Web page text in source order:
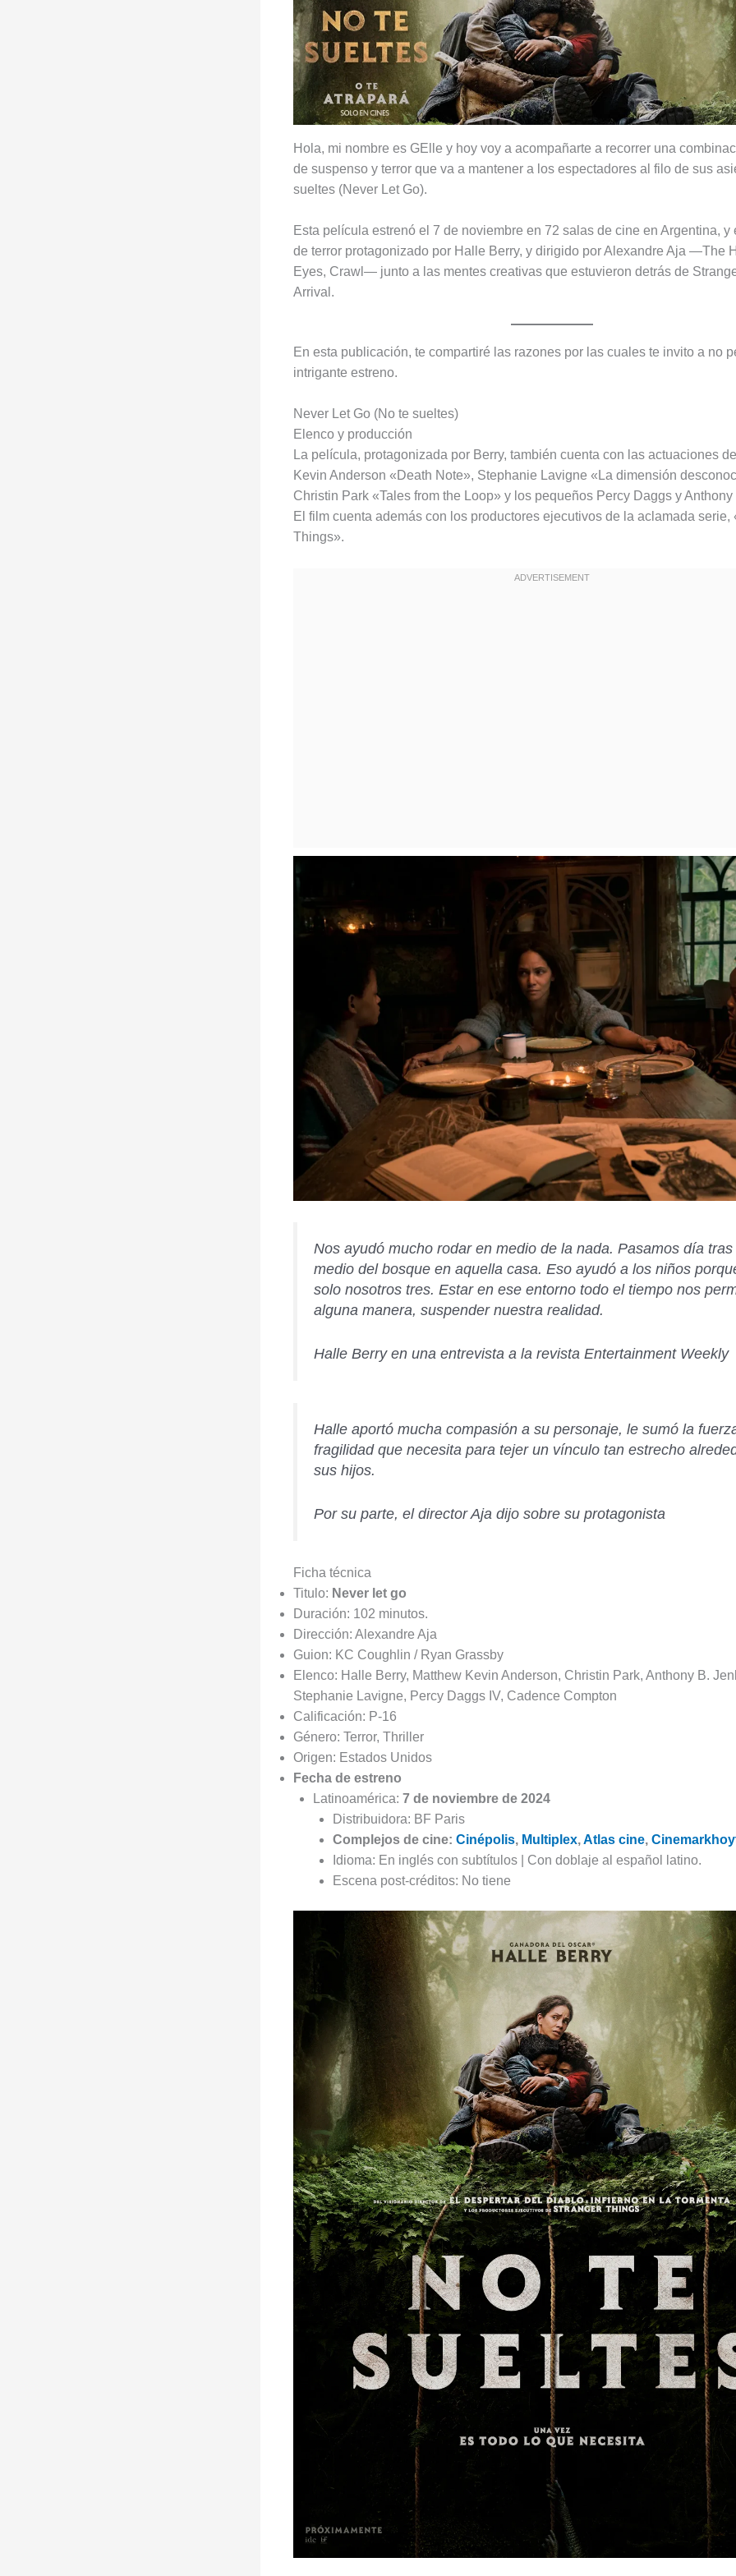
Hola, mi nombre es GElle y hoy voy a acompañarte a recorrer una
de suspenso y terror que va a mantener a los espectadores al filo de sus
sueltes (Never Let Go).
Esta película estrenó el 7 de noviembre en 72 salas de cine en Argentina, y
de terror protagonizado por Halle Berry, y dirigido por Alexandre Aja —The
Eyes, Crawl— junto a las mentes creativas que estuvieron detrás de
Arrival.
En esta publicación, te compartiré las razones por las cuales te invito a no
intrigante estreno.
Never Let Go (No te sueltes)
Elenco y producción
La película, protagonizada por Berry, también cuenta con las actuaciones
Kevin Anderson «Death Note», Stephanie Lavigne «La dimensión
Christin Park «Tales from the Loop» y los pequeños Percy Daggs y Anthony
El film cuenta además con los productores ejecutivos de la aclamada serie,
Things».
Nos ayudó mucho rodar en medio de la nada. Pasamos día
medio del bosque en aquella casa. Eso ayudó a los niños
solo nosotros tres. Estar en ese entorno todo el tiempo nos
alguna manera, suspender nuestra realidad.
Halle Berry en una entrevista a la revista Entertainment Weekly
Halle aportó mucha compasión a su personaje, le sumó la
fragilidad que necesita para tejer un vínculo tan estrecho
sus hijos.
Por su parte, el director Aja dijo sobre su protagonista
Ficha técnica
Titulo: Never let go
Duración: 102 minutos.
Dirección: Alexandre Aja
Guion: KC Coughlin / Ryan Grassby
Elenco: Halle Berry, Matthew Kevin Anderson, Christin Park, Anthony B.
Stephanie Lavigne, Percy Daggs IV, Cadence Compton
Calificación: P-16
Género: Terror, Thriller
Origen: Estados Unidos
Fecha de estreno
Latinoamérica: 7 de noviembre de 2024
Distribuidora: BF Paris
Complejos de cine: Cinépolis, Multiplex,Atlas cine,
Idioma: En inglés con subtítulos | Con doblaje al español latino.
Escena post-créditos: No tiene